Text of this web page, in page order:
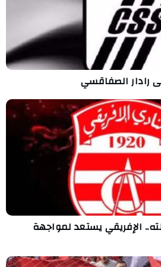
رادار الصفاقسي
الإفريقي يستعد لمواجهة